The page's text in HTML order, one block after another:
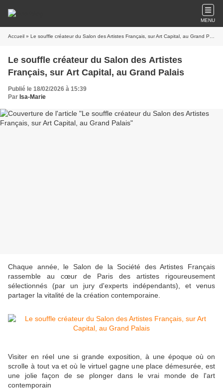
MENU
Accueil » Le souffle créateur du Salon des Artistes Français, sur Art Capital, au Grand Palais
Le souffle créateur du Salon des Artistes
Français, sur Art Capital, au Grand Palais
Publié le 18/02/2026 à 15:39
Par Isa-Marie
Chaque année, le Salon de la Société des Artistes Français
rassemble au cœur de Paris des artistes rigoureusement
sélectionnés (par un jury d'experts indépendants), et venus
partager la vitalité de la création contemporaine.
Visiter en réel une si grande exposition, à une époque où on
scrolle à tout va et où le virtuel gagne une place démesurée, est
une jolie façon de se plonger dans le vrai monde de l'art
contemporain